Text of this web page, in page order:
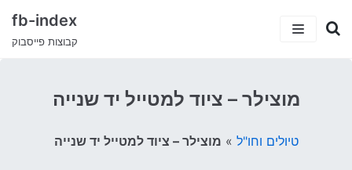
fb-index
קבוצות פייסבוק
קבוצות הפייסבוק המצחיקות בישראל
ישראלים בחו”ל
עמוד הבית
מוצילר – ציוד למטייל יד שנייה
טיולים וחו"ל » מוצילר – ציוד למטייל יד שנייה